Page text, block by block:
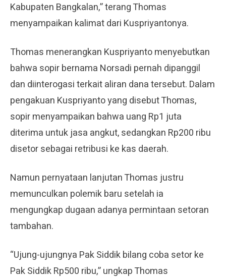
Kabupaten Bangkalan,” terang Thomas
menyampaikan kalimat dari Kuspriyantonya.
Thomas menerangkan Kuspriyanto menyebutkan
bahwa sopir bernama Norsadi pernah dipanggil
dan diinterogasi terkait aliran dana tersebut. Dalam
pengakuan Kuspriyanto yang disebut Thomas,
sopir menyampaikan bahwa uang Rp1 juta
diterima untuk jasa angkut, sedangkan Rp200 ribu
disetor sebagai retribusi ke kas daerah.
Namun pernyataan lanjutan Thomas justru
memunculkan polemik baru setelah ia
mengungkap dugaan adanya permintaan setoran
tambahan.
“Ujung-ujungnya Pak Siddik bilang coba setor ke
Pak Siddik Rp500 ribu,” ungkap Thomas